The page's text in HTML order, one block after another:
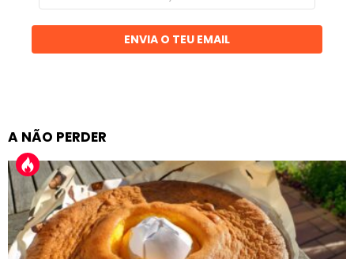
email
ENVIA O TEU EMAIL
A NÃO PERDER